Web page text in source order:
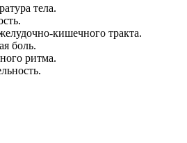
тела.
кишечного тракта.
боль.
ритма.